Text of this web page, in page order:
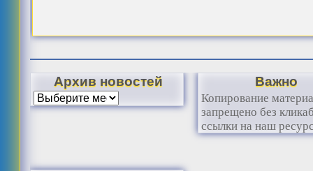
Архив новостей Важно
Копирование
запрещено без
ссылки на наш